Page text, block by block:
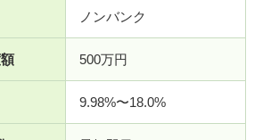
ノンバンク
500万円
9.98%〜18.0%